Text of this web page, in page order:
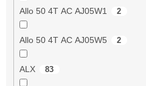
Allo 50 4T AC AJ05W1 2
Allo 50 4T AC AJ05W5 2
ALX 83